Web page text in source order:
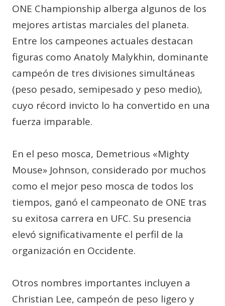
ONE Championship alberga algunos de los
mejores artistas marciales del planeta.
Entre los campeones actuales destacan
figuras como Anatoly Malykhin, dominante
campeón de tres divisiones simultáneas
(peso pesado, semipesado y peso medio),
cuyo récord invicto lo ha convertido en una
fuerza imparable.
En el peso mosca, Demetrious «Mighty
Mouse» Johnson, considerado por muchos
como el mejor peso mosca de todos los
tiempos, ganó el campeonato de ONE tras
su exitosa carrera en UFC. Su presencia
elevó significativamente el perfil de la
organización en Occidente.
Otros nombres importantes incluyen a
Christian Lee, campeón de peso ligero y